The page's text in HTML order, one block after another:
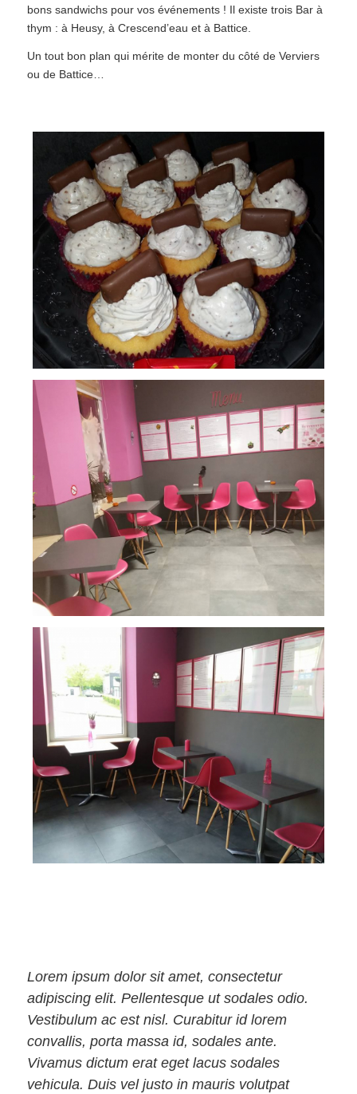
bons sandwichs pour vos événements ! Il existe trois Bar à
thym : à Heusy, à Crescend’eau et à Battice.
Un tout bon plan qui mérite de monter du côté de Verviers
ou de Battice…
Lorem ipsum dolor sit amet, consectetur
adipiscing elit. Pellentesque ut sodales odio.
Vestibulum ac est nisl. Curabitur id lorem
convallis, porta massa id, sodales ante.
Vivamus dictum erat eget lacus sodales
vehicula. Duis vel justo in mauris volutpat